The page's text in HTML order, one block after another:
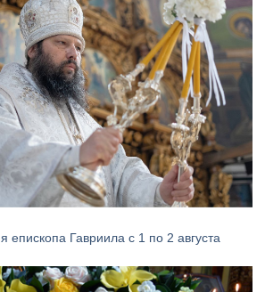
епископа Гавриила с 1 по 2 августа